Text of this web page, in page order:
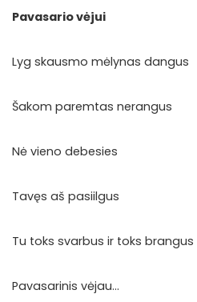
Pavasario vėjui
Lyg skausmo mėlynas dangus
Šakom paremtas nerangus
Nė vieno debesies
Tavęs aš pasiilgus
Tu toks svarbus ir toks brangus
Pavasarinis vėjau…